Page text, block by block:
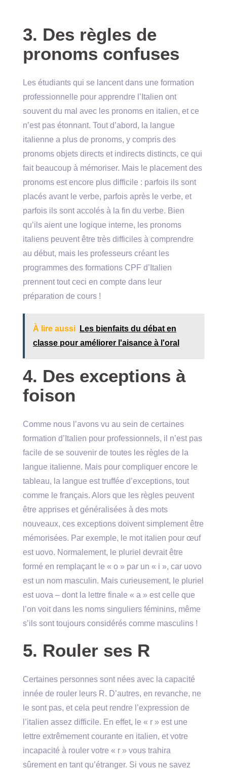
3. Des règles de
pronoms confuses
Les étudiants qui se lancent dans une formation
professionnelle pour apprendre l’Italien ont
souvent du mal avec les pronoms en italien, et ce
n’est pas étonnant. Tout d’abord, la langue
italienne a plus de pronoms, y compris des
pronoms objets directs et indirects distincts, ce qui
fait beaucoup à mémoriser. Mais le placement des
pronoms est encore plus difficile : parfois ils sont
placés avant le verbe, parfois après le verbe, et
parfois ils sont accolés à la fin du verbe. Bien
qu’ils aient une logique interne, les pronoms
italiens peuvent être très difficiles à comprendre
au début, mais les professeurs créant les
programmes des formations CPF d’Italien
prennent tout ceci en compte dans leur
préparation de cours !
À lire aussi
Les bienfaits du débat en
classe pour améliorer l'aisance à l'oral
4. Des exceptions à
foison
Comme nous l’avons vu au sein de certaines
formation d’Italien pour professionnels, il n’est pas
facile de se souvenir de toutes les règles de la
langue italienne. Mais pour compliquer encore le
tableau, la langue est truffée d’exceptions, tout
comme le français. Alors que les règles peuvent
être apprises et généralisées à des mots
nouveaux, ces exceptions doivent simplement être
mémorisées. Par exemple, le mot italien pour œuf
est uovo. Normalement, le pluriel devrait être
formé en remplaçant le « o » par un « i », car uovo
est un nom masculin. Mais curieusement, le pluriel
est uova – dont la lettre finale « a » est celle que
l’on voit dans les noms singuliers féminins, même
s’ils sont toujours considérés comme masculins !
5. Rouler ses R
Certaines personnes sont nées avec la capacité
innée de rouler leurs R. D’autres, en revanche, ne
le sont pas, et cela peut rendre l’expression de
l’italien assez difficile. En effet, le « r » est une
lettre extrêmement courante en italien, et votre
incapacité à rouler votre « r » vous trahira
sûrement en tant qu’étranger. Si vous ne savez